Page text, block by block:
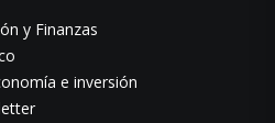
y Finanzas
e inversión